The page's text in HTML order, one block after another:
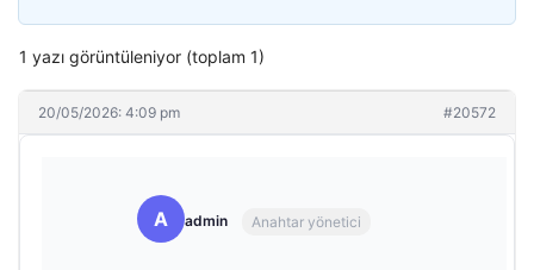
1 yazı görüntüleniyor (toplam 1)
20/05/2026: 4:09 pm #20572
A admin Anahtar yönetici